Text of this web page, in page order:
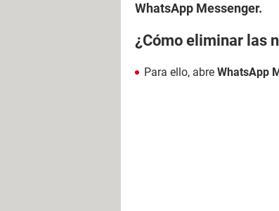
WhatsApp Messenger.
¿Cómo eliminar las
Para ello, abre WhatsApp